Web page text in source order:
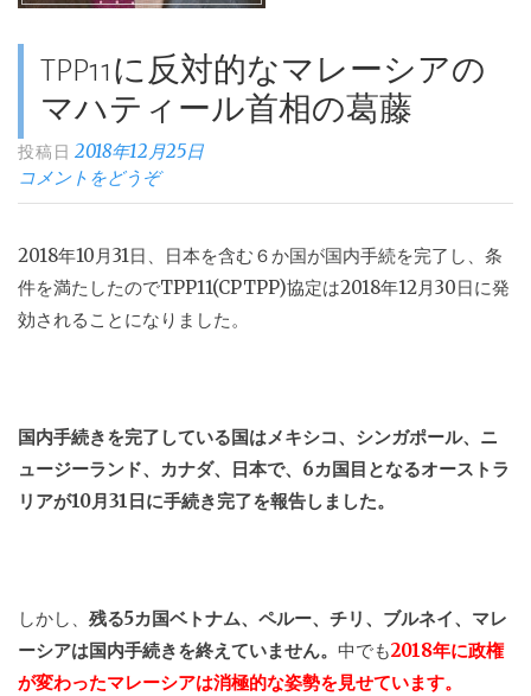
TPP11に反対的なマレーシアの
マハティール首相の葛藤
投稿日2018年12月25日
コメントをどうぞ
2018年10月31日、日本を含む６か国が国内手続を完了し、条
件を満たしたのでTPP11(CPTPP)協定は2018年12月30日に発
効されることになりました。
国内手続きを完了している国はメキシコ、シンガポール、ニ
ュージーランド、カナダ、日本で、6カ国目となるオーストラ
リアが10月31日に手続き完了を報告しました。
しかし、 残る5カ国ベトナム、ペルー、チリ、ブルネイ、マレ
ーシアは国内手続きを終えていません。 中でも2018年に政権
が変わったマレーシアは消極的な姿勢を見せています。